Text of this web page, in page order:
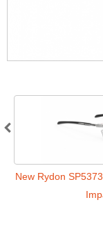
New Rydon